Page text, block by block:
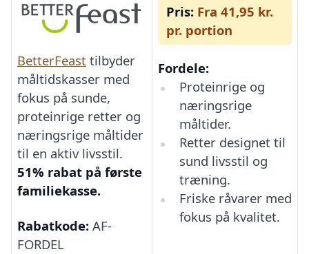
BetterFeast tilbyder
måltidskasser med
fokus på sunde,
proteinrige retter og
næringsrige måltider
til en aktiv livsstil.
51% rabat på første
familiekasse.
Rabatkode: AF-
FORDEL
Pris: Fra 41,95 kr.
pr. portion
Fordele:
Proteinrige og
næringsrige
måltider.
Retter designet til
sund livsstil og
træning.
Friske råvarer med
fokus på kvalitet.